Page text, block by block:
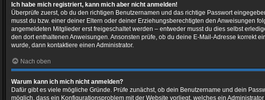
Ich habe mich registriert, kann mich aber nicht anmelden!
Überprüfe zuerst, ob du den richtigen Benutzernamen und das richtige Passwort
musst du bzw. einer deiner Eltern oder deiner Erziehungsberechtigten den Anweisungen
angemeldeten Mitglieder erst freigeschaltet werden – entweder musst du dies selbst
den dort enthaltenen Anweisungen. Ansonsten prüfe, ob du deine E-Mail-Adresse korrekt
wurde, dann kontaktiere einen Administrator.
Nach oben
Warum kann ich mich nicht anmelden?
Dafür gibt es viele mögliche Gründe. Prüfe zunächst, ob dein Benutzername und dein
möglich, dass ein Konfigurationsproblem mit der Website vorliegt, welches ein Administrator